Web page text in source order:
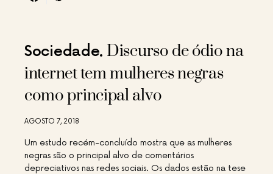
Sociedade Discurso de ódio na
internet tem mulheres negras
como principal alvo
AGOSTO 7, 2018
Um estudo recém-concluído mostra que as mulheres
negras são o principal alvo de comentários
depreciativos nas redes sociais. Os dados estão na tese